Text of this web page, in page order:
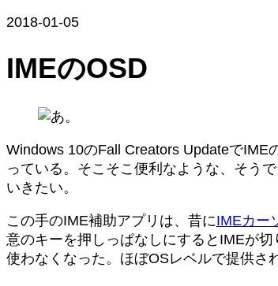
2018-01-05
IMEのOSD
Windows 10のFall Creators UpdateでIME
っている。そこそこ便利なような、そう
いきたい。
この手のIME補助アプリは、昔にIMEカー
意のキーを押しっぱなしにするとIMEが
使わなくなった。ほぼOSレベルで提供さ